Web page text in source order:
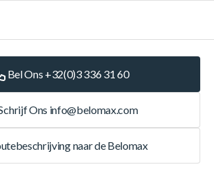
Bel Ons +32(0)3 336 31 60
Ons info@belomax.com
naar de Belomax